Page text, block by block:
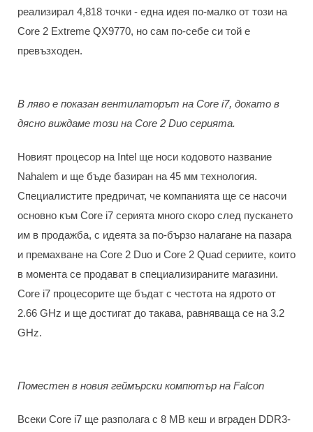
реализирал 4,818 точки - една идея по-малко от този на
Core 2 Extreme QX9770, но сам по-себе си той е
превъзходен.
В ляво е показан вентилаторът на Core i7, докато в
дясно виждаме този на Core 2 Duo серията.
Новият процесор на Intel ще носи кодовото название
Nahalem и ще бъде базиран на 45 мм технология.
Специалистите предричат, че компанията ще се насочи
основно към Core i7 серията много скоро след пускането
им в продажба, с идеята за по-бързо налагане на пазара
и премахване на Core 2 Duo и Core 2 Quad сериите, които
в момента се продават в специализираните магазини.
Core i7 процесорите ще бъдат с честота на ядрото от
2.66 GHz и ще достигат до такава, равняваща се на 3.2
GHz.
Поместен в новия геймърски компютър на Falcon
Всеки Core i7 ще разполага с 8 MB кеш и вграден DDR3-